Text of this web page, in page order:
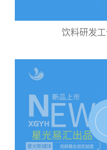
饮料研发